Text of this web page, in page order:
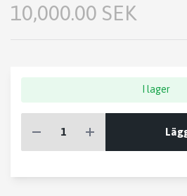
10,000.00 SEK
I lager